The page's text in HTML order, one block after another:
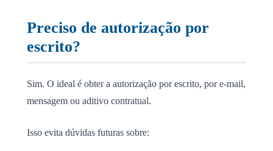
Preciso de autorização por
escrito?
Sim. O ideal é obter a autorização por escrito, por e-mail,
mensagem ou aditivo contratual.
Isso evita dúvidas futuras sobre: